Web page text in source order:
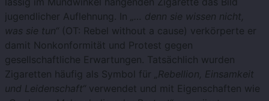
jugendlicher Auflehnung. In
„… denn sie wissen nicht,
was sie tun“ (OT: Rebel without a cause) verkörperte er
damit Nonkonformität und Protest gegen
gesellschaftliche Erwartungen. Tatsächlich wurden
Zigaretten häufig als Symbol für „Rebellion, Einsamkeit
und Leidenschaft“ verwendet und mit Eigenschaften wie